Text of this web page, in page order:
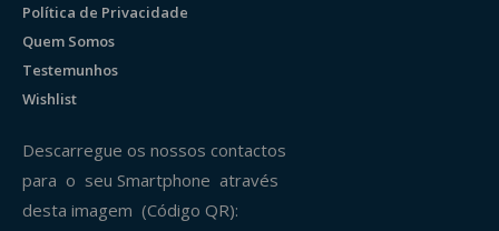
Política de Privacidade
Quem Somos
Testemunhos
Wishlist
Descarregue os nossos contactos
para o seu Smartphone através
desta imagem (Código QR):